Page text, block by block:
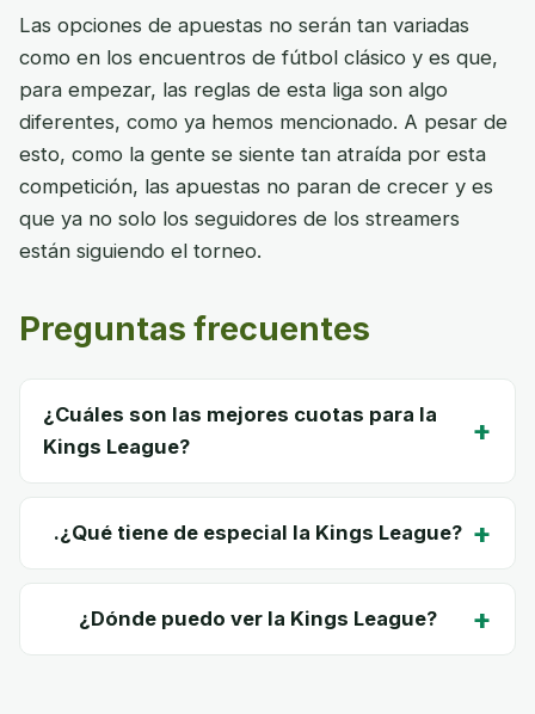
Las opciones de apuestas no serán tan variadas
como en los encuentros de fútbol clásico y es que,
para empezar, las reglas de esta liga son algo
diferentes, como ya hemos mencionado. A pesar de
esto, como la gente se siente tan atraída por esta
competición, las apuestas no paran de crecer y es
que ya no solo los seguidores de los streamers
están siguiendo el torneo.
Preguntas frecuentes
¿Cuáles son las mejores cuotas para la
Kings League?
+
.¿Qué tiene de especial la Kings League? +
¿Dónde puedo ver la Kings League? +